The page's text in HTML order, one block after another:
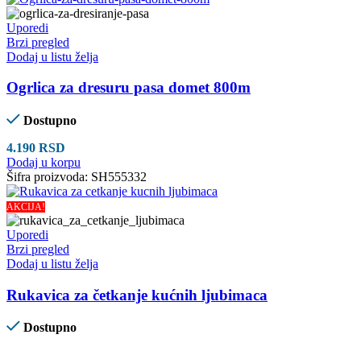
Uporedi
Brzi pregled
Dodaj u listu želja
Ogrlica za dresuru pasa domet 800m
Dostupno
4.190 RSD
Dodaj u korpu
Šifra proizvoda: SH555332
AKCIJA!
Uporedi
Brzi pregled
Dodaj u listu želja
Rukavica za četkanje kućnih ljubimaca
Dostupno